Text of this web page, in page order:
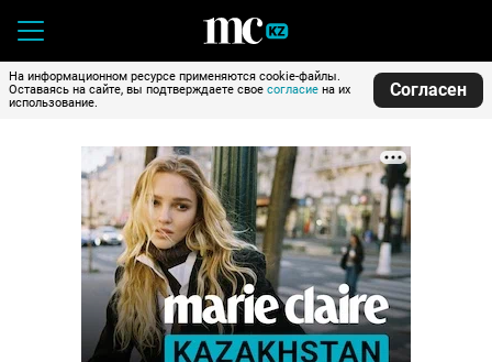
На информационном ресурсе применяются cookie-файлы.
Оставаясь на сайте, вы подтверждаете свое согласие на их
использование.
Согласен